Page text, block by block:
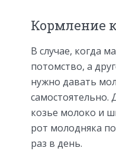
Кормление
В случае, когда
потомство, а
нужно давать
самостоятельно.
козье молоко и
рот молодняка
раз в день.